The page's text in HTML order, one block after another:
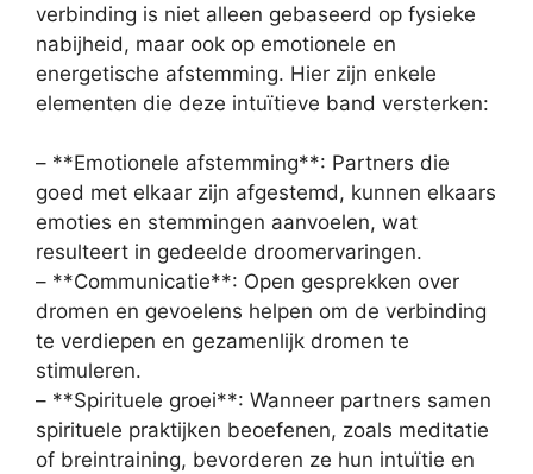
verbinding is niet alleen gebaseerd op fysieke
nabijheid, maar ook op emotionele en
energetische afstemming. Hier zijn enkele
elementen die deze intuïtieve band versterken:
– **Emotionele afstemming**: Partners die
goed met elkaar zijn afgestemd, kunnen elkaars
emoties en stemmingen aanvoelen, wat
resulteert in gedeelde droomervaringen.
– **Communicatie**: Open gesprekken over
dromen en gevoelens helpen om de verbinding
te verdiepen en gezamenlijk dromen te
stimuleren.
– **Spirituele groei**: Wanneer partners samen
spirituele praktijken beoefenen, zoals meditatie
of breintraining, bevorderen ze hun intuïtie en